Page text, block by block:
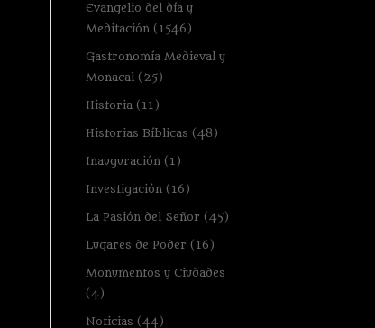
Evangelio del día y
Meditación (1546)
Gastronomía Medieval y
Monacal (25)
Historia (11)
Historias Bíblicas (48)
Inauguración (1)
Investigación (16)
La Pasión del Señor (45)
Lugares de Poder (16)
Monumentos y Ciudades
(4)
Noticias (44)